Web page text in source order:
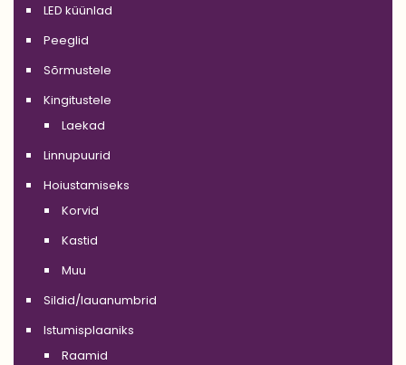
LED küünlad
Peeglid
Sõrmustele
Kingitustele
Laekad
Linnupuurid
Hoiustamiseks
Korvid
Kastid
Muu
Sildid/lauanumbrid
Istumisplaaniks
Raamid